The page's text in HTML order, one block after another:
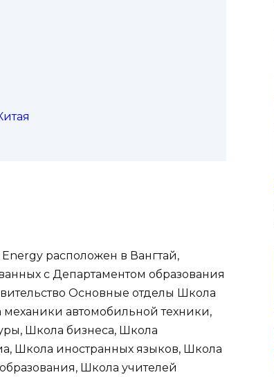
расположен в Вангтай,
с Департаментом образования
Основные отделы Школа
автомобильной техники,
Школа бизнеса, Школа
Школа иностранных языков, Школа
Школа учителей